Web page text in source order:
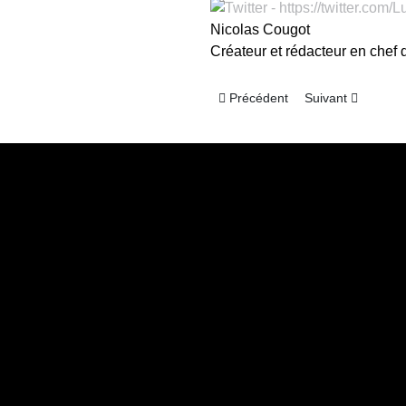
Nicolas Cougot
Créateur et rédacteur en chef
Article précédent : [Lucarne
Précédent Article suivant :
Suivant